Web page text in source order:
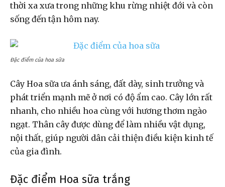
thời xa xưa trong những khu rừng nhiệt đới và còn
sống đến tận hôm nay.
Đặc điểm của hoa sữa
Cây Hoa sữa ưa ánh sáng, đất dày, sinh trưởng và
phát triển mạnh mẽ ở nơi có độ ẩm cao. Cây lớn rất
nhanh, cho nhiều hoa cùng với hương thơm ngào
ngạt. Thân cây được dùng để làm nhiều vật dụng,
nội thất, giúp người dân cải thiện điều kiện kinh tế
của gia đình.
Đặc điểm Hoa sữa trắng